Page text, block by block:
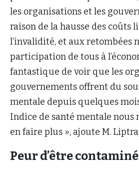
les organisations et les
raison de la hausse des coûts
l’invalidité, et aux retombées
participation de tous à
fantastique de voir que les
gouvernements offrent du
mentale depuis quelques
Indice de santé mentale nous
en faire plus », ajoute M.
Peur d’être contaminé